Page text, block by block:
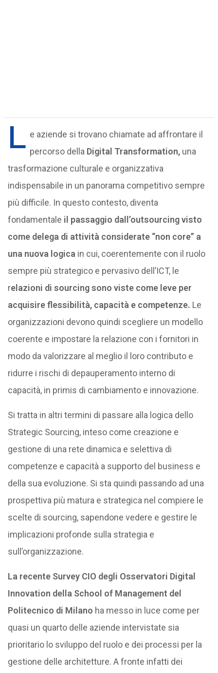
L e aziende si trovano chiamate ad affrontare il
percorso della Digital Transformation,una
trasformazione culturale e organizzativa
indispensabile in un panorama competitivo sempre
più difficile. In questo contesto, diventa
fondamentale il passaggio dall’outsourcing visto
come delega di attività considerate “non core” a
una nuova logica in cui, coerentemente con il ruolo
sempre più strategico e pervasivo dell’ICT, le
relazioni di sourcing sono viste come leve per
acquisire flessibilità, capacità e competenze. Le
organizzazioni devono quindi scegliere un modello
coerente e impostare la relazione con i fornitori in
modo da valorizzare al meglio il loro contributo e
ridurre i rischi di depauperamento interno di
capacità, in primis di cambiamento e innovazione.
Si tratta in altri termini di passare alla logica dello
Strategic Sourcing, inteso come creazione e
gestione di una rete dinamica e selettiva di
competenze e capacità a supporto del business e
della sua evoluzione. Si sta quindi passando ad una
prospettiva più matura e strategica nel compiere le
scelte di sourcing, sapendone vedere e gestire le
implicazioni profonde sulla strategia e
sull’organizzazione.
La recente Survey CIO degli Osservatori Digital
Innovation della School of Management del
Politecnico di Milano ha messo in luce come per
quasi un quarto delle aziende intervistate sia
prioritario lo sviluppo del ruolo e dei processi per la
gestione delle architetture. A fronte infatti dei